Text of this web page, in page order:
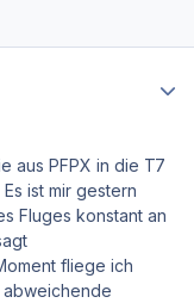
aus PFPX in die T7
ist mir gestern
Fluges konstant an
fliege ich